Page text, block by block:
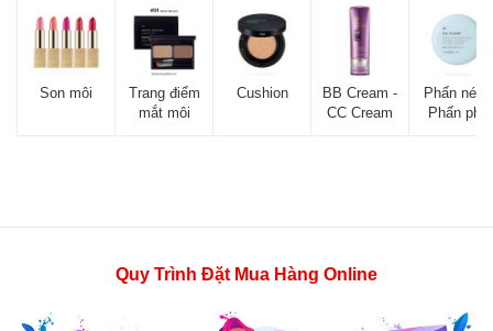
Son môi
Trang điểm
mắt môi
Cushion
BB Cream -
CC Cream
Phấn nén -
Phấn phủ
Quy Trình Đặt Mua Hàng Online